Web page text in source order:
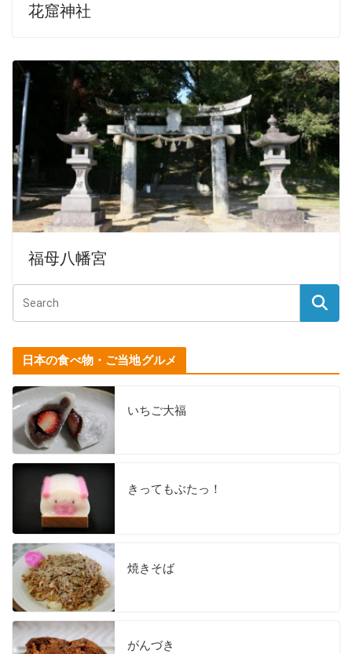
花窟神社
福母八幡宮
日本の食べ物・ご当地グルメ
いちご大福
きってもぶたっ！
焼きそば
がんづき